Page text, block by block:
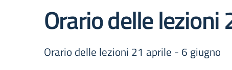
Orario delle
Orario delle lezioni 21 aprile - 6 giugno